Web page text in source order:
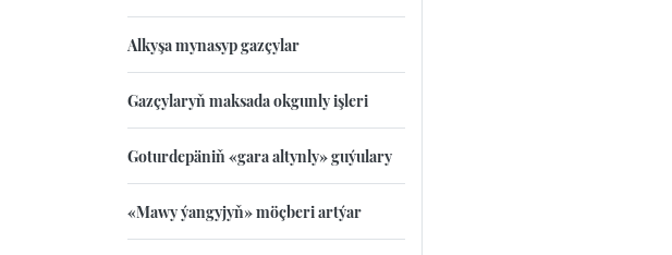
Alkyşa mynasyp gazçylar
Gazçylaryň maksada okgunly işleri
Goturdepäniň «gara altynly» guýulary
«Mawy ýangyjyň» möçberi artýar